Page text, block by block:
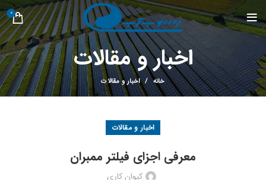
0
اخبار و مقالات
خانه اخبار و مقالات
اخبار و مقالات
معرفی اجزای فیلتر ممبران
کیوان کاری